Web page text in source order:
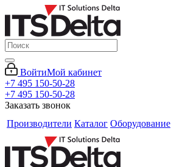
ВойтиМой кабинет
+7 495 150-50-28
+7 495 150-50-28
Заказать звонок
Производители Каталог Оборудование